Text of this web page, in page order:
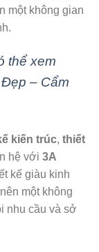
một không gian
thể xem
– Cẩm
kiến trúc, thiết
hệ với 3A
kế giàu kinh
một không
nhu cầu và sở